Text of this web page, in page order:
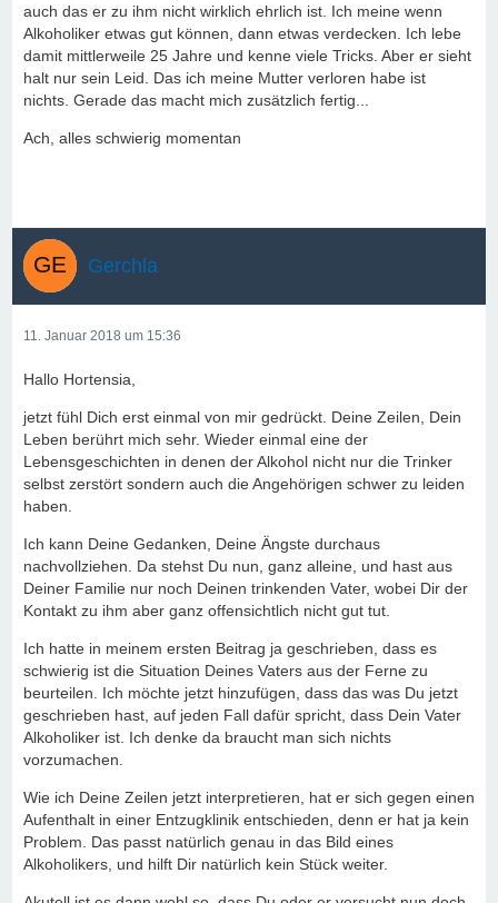
auch das er zu ihm nicht wirklich ehrlich ist. Ich meine wenn
Alkoholiker etwas gut können, dann etwas verdecken. Ich lebe
damit mittlerweile 25 Jahre und kenne viele Tricks. Aber er sieht
halt nur sein Leid. Das ich meine Mutter verloren habe ist
nichts. Gerade das macht mich zusätzlich fertig...
Ach, alles schwierig momentan
Gerchla
11. Januar 2018 um 15:36
Hallo Hortensia,
jetzt fühl Dich erst einmal von mir gedrückt. Deine Zeilen, Dein
Leben berührt mich sehr. Wieder einmal eine der
Lebensgeschichten in denen der Alkohol nicht nur die Trinker
selbst zerstört sondern auch die Angehörigen schwer zu leiden
haben.
Ich kann Deine Gedanken, Deine Ängste durchaus
nachvollziehen. Da stehst Du nun, ganz alleine, und hast aus
Deiner Familie nur noch Deinen trinkenden Vater, wobei Dir der
Kontakt zu ihm aber ganz offensichtlich nicht gut tut.
Ich hatte in meinem ersten Beitrag ja geschrieben, dass es
schwierig ist die Situation Deines Vaters aus der Ferne zu
beurteilen. Ich möchte jetzt hinzufügen, dass das was Du jetzt
geschrieben hast, auf jeden Fall dafür spricht, dass Dein Vater
Alkoholiker ist. Ich denke da braucht man sich nichts
vorzumachen.
Wie ich Deine Zeilen jetzt interpretieren, hat er sich gegen einen
Aufenthalt in einer Entzugklinik entschieden, denn er hat ja kein
Problem. Das passt natürlich genau in das Bild eines
Alkoholikers, und hilft Dir natürlich kein Stück weiter.